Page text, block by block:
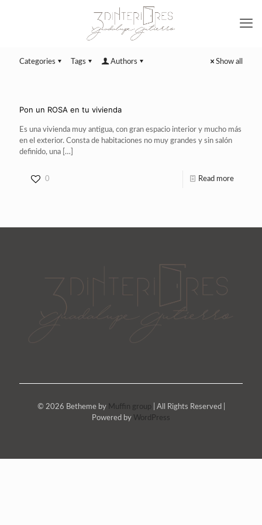
Categories Tags Authors Show all
Pon un ROSA en tu vivienda
Es una vivienda muy antigua, con gran espacio interior y mucho más
en el exterior. Consta de habitaciones no muy grandes y sin salón
definido, una […]
0 Read more
© 2026 Betheme by Muffin group | All Rights Reserved |
Powered by WordPress